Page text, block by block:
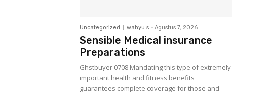
Uncategorized wahyu s - Agustus 7, 2026
Sensible Medical insurance
Preparations
Ghstbuyer 0708 Mandating this type of extremely
important health and fitness benefits
guarantees complete coverage for those and